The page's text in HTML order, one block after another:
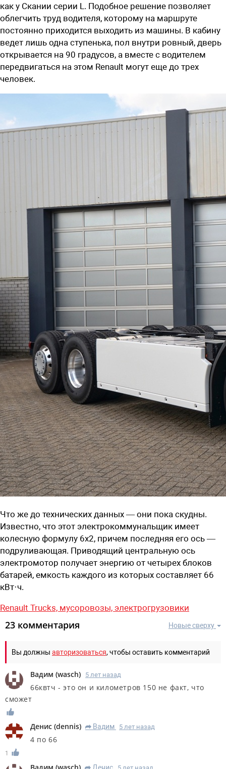
как у Скании серии L. Подобное решение позволяет
облегчить труд водителя, которому на маршруте
постоянно приходится выходить из машины. В кабину
ведет лишь одна ступенька, пол внутри ровный, дверь
открывается на 90 градусов, а вместе с водителем
передвигаться на этом Renault могут еще до трех
человек.
Что же до технических данных — они пока скудны.
Известно, что этот электрокоммунальщик имеет
колесную формулу 6х2, причем последняя его ось —
подруливающая. Приводящий центральную ось
электромотор получает энергию от четырех блоков
батарей, емкость каждого из которых составляет 66
кВт·ч.
Renault Trucks, мусоровозы, электрогрузовики
Новые сверху
23 комментария
Вы должны авторизоваться, чтобы оставить комментарий
Вадим (wasch) 5 лет назад
66квтч - это он и километров 150 не факт, что
сможет
Денис (dennis) R Вадим 5 лет назад
4 по 66
1